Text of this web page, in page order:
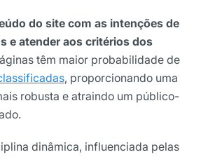
do site com as intenções de
e atender aos critérios dos
têm maior probabilidade de
, proporcionando uma
robusta e atraindo um público-
dinâmica, influenciada pelas